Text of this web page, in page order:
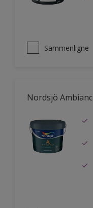
Sammenligne
Nordsjö